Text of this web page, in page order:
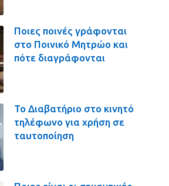
Ποιες ποινές γράφονται
στο Ποινικό Μητρώο και
πότε διαγράφονται
Το Διαβατήριο στο κινητό
τηλέφωνο για χρήση σε
ταυτοποίηση